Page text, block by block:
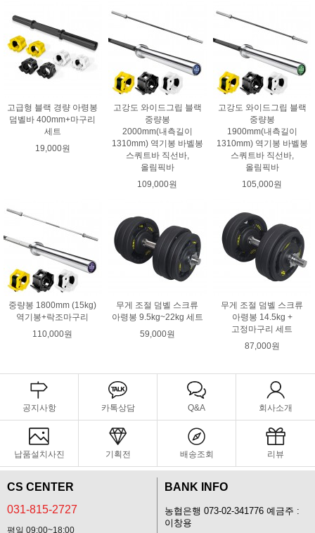
고급형 블랙 경량 아령봉
덤벨바 400mm+마구리
세트
19,000원
고강도 와이드그립 블랙
중량봉
2000mm(내측길이
1310mm) 역기봉 바벨봉
스쿼트바 직선바,
올림픽바
109,000원
고강도 와이드그립 블랙
중량봉
1900mm(내측길이
1310mm) 역기봉 바벨봉
스쿼트바 직선바,
올림픽바
105,000원
중량봉 1800mm (15kg)
역기봉+락조마구리
110,000원
무게 조절 덤벨 스크류
아령봉 9.5kg~22kg 세트
59,000원
무게 조절 덤벨 스크류
아령봉 14.5kg +
고정마구리 세트
87,000원
공지사항 카톡상담 Q&A 회사소개
납품설치사진 기획전 배송조회 리뷰
CS CENTER
031-815-2727
평일 09:00~18:00
BANK INFO
농협은행 073-02-341776 예금주 :
이창용